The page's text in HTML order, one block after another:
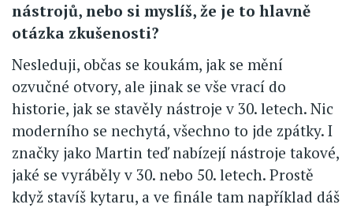
nástrojů, nebo si myslíš, že je to hlavně
otázka zkušenosti?
Nesleduji, občas se koukám, jak se mění
ozvučné otvory, ale jinak se vše vrací do
historie, jak se stavěly nástroje v 30. letech. Nic
moderního se nechytá, všechno to jde zpátky. I
značky jako Martin teď nabízejí nástroje takové,
jaké se vyráběly v 30. nebo 50. letech. Prostě
když stavíš kytaru, a ve finále tam například dáš